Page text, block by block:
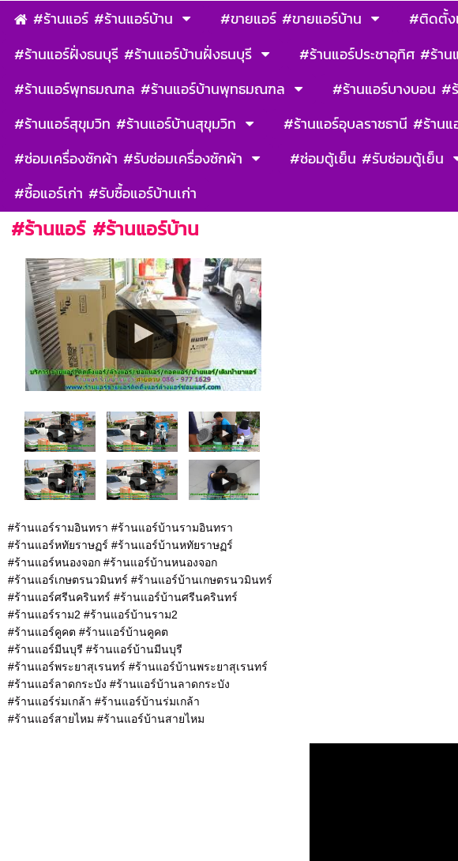
#ร้านแอร์ #ร้านแอร์บ้าน #ขายแอร์ #ขายแอร์บ้าน #ติดตั้ง
#ร้านแอร์ฝั่งธนบุรี #ร้านแอร์บ้านฝั่งธนบุรี
#ร้านแอร์ประชาอุทิศ #ร้าน
#ร้านแอร์พุทธมณฑล #ร้านแอร์บ้านพุทธมณฑล
#ร้านแอร์บางบอน #
#ร้านแอร์สุขุมวิท #ร้านแอร์บ้านสุขุมวิท
#ร้านแอร์อุบลราชธานี #ร้านแ
#ซ่อมเครื่องซักผ้า #รับซ่อมเครื่องซักผ้า
#ซ่อมตู้เย็น #รับซ่อมตู้เย็น
#ซื้อแอร์เก่า #รับซื้อแอร์บ้านเก่า
#ร้านแอร์ #ร้านแอร์บ้าน
#ร้านแอร์รามอินทรา #ร้านแอร์บ้านรามอินทรา
#ร้านแอร์หทัยราษฏร์ #ร้านแอร์บ้านหทัยราษฏร์
#ร้านแอร์หนองจอก #ร้านแอร์บ้านหนองจอก
#ร้านแอร์เกษตรนวมินทร์ #ร้านแอร์บ้านเกษตรนวมินทร์
#ร้านแอร์ศรีนครินทร์ #ร้านแอร์บ้านศรีนครินทร์
#ร้านแอร์ราม2 #ร้านแอร์บ้านราม2
#ร้านแอร์คูคต #ร้านแอร์บ้านคูคต
#ร้านแอร์มีนบุรี #ร้านแอร์บ้านมีนบุรี
#ร้านแอร์พระยาสุเรนทร์ #ร้านแอร์บ้านพระยาสุเรนทร์
#ร้านแอร์ลาดกระบัง #ร้านแอร์บ้านลาดกระบัง
#ร้านแอร์ร่มเกล้า #ร้านแอร์บ้านร่มเกล้า
#ร้านแอร์สายไหม #ร้านแอร์บ้านสายไหม